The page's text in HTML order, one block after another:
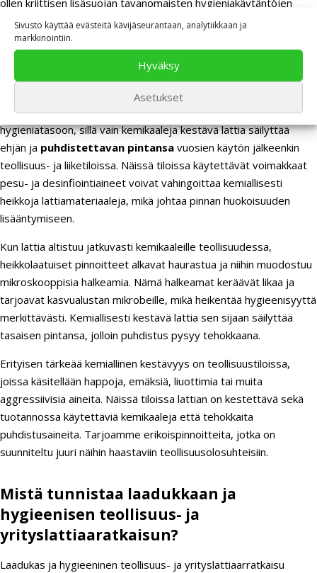
Sivusto käyttää evästeitä kävijäseurantaan, analytiikkaan ja
markkinointiin.
Hyväksy
Asetukset
rinnalle, erityisesti korkean hygienian teollisuus- ja liiketiloissa.
Kuinka kemiallinen kestävyys vaikuttaa
lattian hygieniatasoon teollisuudessa?
Kemiallinen kestävyys on suoraan yhteydessä lattian
hygieniatasoon, sillä vain kemikaaleja kestävä lattia säilyttää
ehjän ja puhdistettavan pintansa vuosien käytön jälkeenkin
teollisuus- ja liiketiloissa. Näissä tiloissa käytettävät voimakkaat
pesu- ja desinfiointiaineet voivat vahingoittaa kemiallisesti
heikkoja lattiamateriaaleja, mikä johtaa pinnan huokoisuuden
lisääntymiseen.
Kun lattia altistuu jatkuvasti kemikaaleille teollisuudessa,
heikkolaatuiset pinnoitteet alkavat haurastua ja niihin muodostuu
mikroskooppisia halkeamia. Nämä halkeamat keräävät likaa ja
tarjoavat kasvualustan mikrobeille, mikä heikentää hygieenisyyttä
merkittävästi. Kemiallisesti kestävä lattia sen sijaan säilyttää
tasaisen pintansa, jolloin puhdistus pysyy tehokkaana.
Erityisen tärkeää kemiallinen kestävyys on teollisuustiloissa,
joissa käsitellään happoja, emäksiä, liuottimia tai muita
aggressiivisia aineita. Näissä tiloissa lattian on kestettävä sekä
tuotannossa käytettäviä kemikaaleja että tehokkaita
puhdistusaineita. Tarjoamme erikoispinnoitteita, jotka on
suunniteltu juuri näihin haastaviin teollisuusolosuhteisiin.
Mistä tunnistaa laadukkaan ja
hygieenisen teollisuus- ja
yrityslattiaaratkaisun?
Laadukas ja hygieeninen teollisuus- ja yrityslattiaarratkaisu